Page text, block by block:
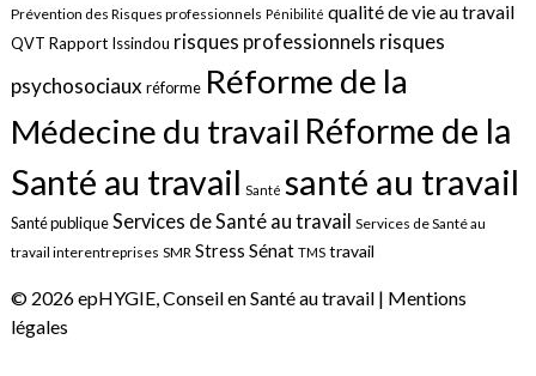
Prévention des Risques professionnels Pénibilité qualité de vie au travail
QVT Rapport Issindou risques professionnels risques
psychosociauxréforme Réforme de la
Médecine du travail Réforme de la
Santé au travail Santé santé au travail
Santé publiqueServices de Santé au travail Services de Santé au
travail interentreprises SMR Stress Sénat TMS travail
© 2026 epHYGIE, Conseil en Santé au travail | Mentions
légales